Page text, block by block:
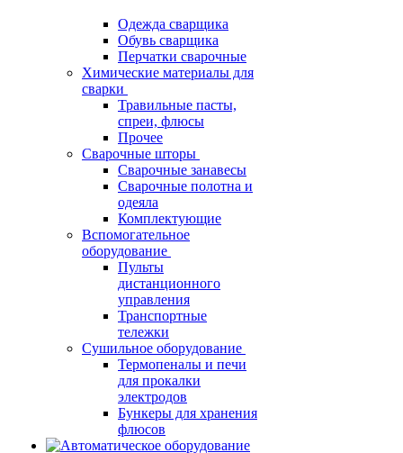
Одежда сварщика
Обувь сварщика
Перчатки сварочные
Химические материалы для
сварки
Травильные пасты,
спреи, флюсы
Прочее
Сварочные шторы
Сварочные занавесы
Сварочные полотна и
одеяла
Комплектующие
Вспомогательное
оборудование
Пульты
дистанционного
управления
Транспортные
тележки
Сушильное оборудование
Термопеналы и печи
для прокалки
электродов
Бункеры для хранения
флюсов